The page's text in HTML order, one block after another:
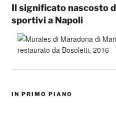
Il significato nascosto
sportivi a Napoli
IN PRIMO PIANO